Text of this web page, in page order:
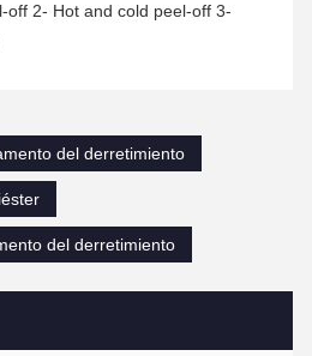
off 2- Hot and cold peel-off 3-
del derretimiento
del derretimiento